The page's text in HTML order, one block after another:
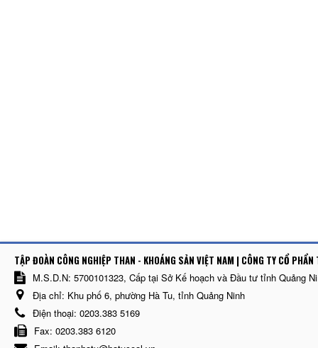
TẬP ĐOÀN CÔNG NGHIỆP THAN - KHOÁNG SẢN VIỆT NAM | CÔNG TY CỔ
M.S.D.N: 5700101323, Cấp tại Sở Kế hoạch và Đầu tư tỉnh Quảng
Địa chỉ: Khu phố 6, phường Hà Tu, tỉnh Quảng Ninh
Điện thoại: 0203.383 5169
Fax: 0203.383 6120